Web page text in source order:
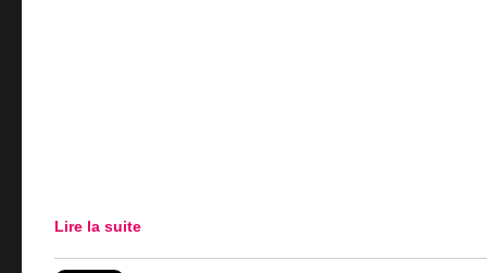
Lire la suite